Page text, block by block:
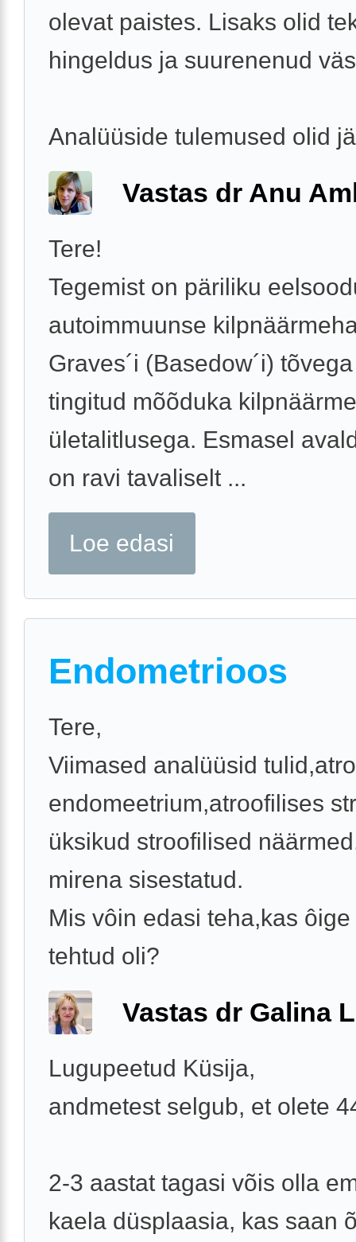
olevat paistes. Lisaks olid
hingeldus ja suurenenud
Analüüside tulemused olid
Vastas dr Anu
Tere!
Tegemist on päriliku
autoimmuunse
Graves´i (Basedow´i)
tingitud mõõduka kilpnäärme
ületalitlusega. Esmasel
on ravi tavaliselt ...
Loe edasi
Endometrioos
Tere,
Viimased analüüsid
endomeetrium,atroofilises
üksikud stroofilised
mirena sisestatud.
Mis vôin edasi teha,kas
tehtud oli?
Vastas dr Galina
Lugupeetud Küsija,
andmetest selgub, et olete
2-3 aastat tagasi võis olla
kaela düsplaasia, kas saan